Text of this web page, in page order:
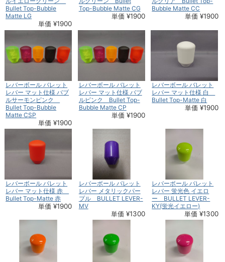
Bullet Top-Bubble
Matte LG
単価 ¥1900
Top-Bubble Matte CG
単価 ¥1900
Bubble Matte CC
単価 ¥1900
レバーボール バレット
レバー マット仕様 バブ
ルサーモンピンク
Bullet Top-Bubble
Matte CSP
単価 ¥1900
レバーボール バレット
レバー マット仕様 バブ
ルピンク Bullet Top-
Bubble Matte CP
単価 ¥1900
レバーボール バレット
レバー マット仕様 白
Bullet Top-Matte 白
単価 ¥1900
レバーボール バレット
レバー マット仕様 赤
Bullet Top-Matte 赤
単価 ¥1900
レバーボール バレット
レバー メタリックパー
プル BULLET LEVER-
MV
単価 ¥1300
レバーボール バレット
レバー 蛍光色 イエロ
ー BULLET LEVER-
KY(蛍光イエロー)
単価 ¥1300